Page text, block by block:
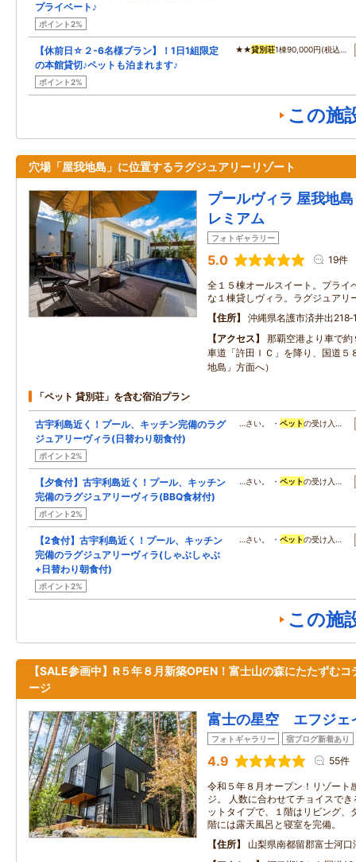
プライベート♪
ポイント2%
【休前日☆２-6名様プラン】！1日1組限定
の本館貸切♪ペットも泊まれます♪
ポイント2%
★★貸別荘1棟90,000円(税込…
この施
穴場「屋我地島」に位置するラグジュアリーリゾート
プールヴィラ 屋我地
レミアム
フォトギャラリー
5.0 19件
全１５棟オールスイート。プライ
な１棟貸しヴィラ。ラグジュアリ
住所
沖縄県名護市済井出
アクセス
那覇空港より車で
車道「許田ＩＣ」を降り、国道５
地島」方面へ）
「ペット 貸別荘」を含む宿泊プラン
古宇利島近く！プール、キッチン完備のラグ
ジュアリーヴィラ(日替わり朝食付)
ポイント2%
…さい。 ・ペットの受け入…
【夕食付】古宇利島近く！プール、キッチン
完備のラグジュアリーヴィラ(BBQ食材付)
ポイント2%
…さい。 ・ペットの受け入…
【2食付】古宇利島近く！プール、キッチン
完備のラグジュアリーヴィラ(しゃぶしゃぶ
+日替わり朝食付)
ポイント2%
…さい。 ・ペットの受け入…
この施
【SALE参画中】R５年８月新築OPEN！富士山の森にたたずむコ
ージ
富士の星空 エフジェ
フォトギャラリー 宿ブログ新着あり
4.9 55件
令和５年８月オープン！リゾート
ジ。 人数に合わせてチョイスで
ットタイプで、１階はリビング、
階には露天風呂と寝室を完備。
住所
山梨県南都留郡富士河